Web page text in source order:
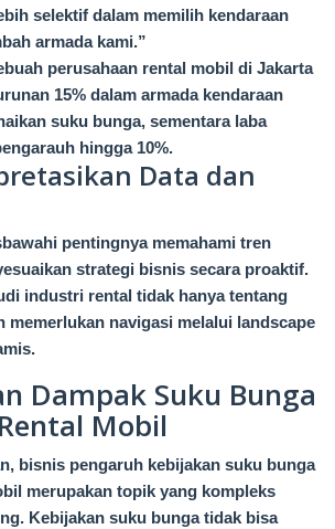
selektif dalam memilih kendaraan
armada kami.”
perusahaan rental mobil di Jakarta
15% dalam armada kendaraan
suku bunga, sementara laba
hingga 10%.
Data dan
pentingnya memahami tren
strategi bisnis secara proaktif.
industri rental tidak hanya tentang
memerlukan navigasi melalui landscape
Dampak Suku Bunga
Mobil
bisnis pengaruh kebijakan suku bunga
merupakan topik yang kompleks
Kebijakan suku bunga tidak bisa